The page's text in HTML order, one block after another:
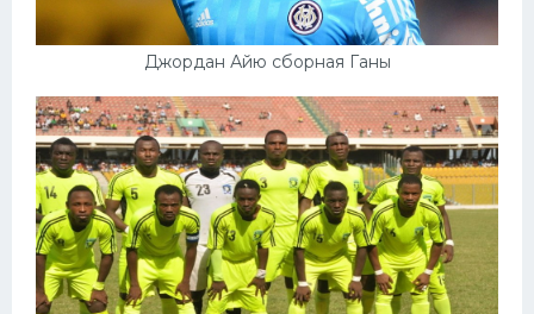
Джордан Айю сборная Ганы